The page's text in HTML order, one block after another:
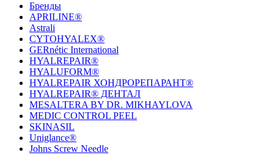
Бренды
APRILINE®
Astrali
CYTOHYALEX®
GERnétic International
HYALREPAIR®
HYALUFORM®
HYALREPAIR ХОНДРОРЕПАРАНТ®
HYALREPAIR® ДЕНТАЛ
MESALTERA BY DR. MIKHAYLOVA
MEDIC CONTROL PEEL
SKINASIL
Uniglance®
Johns Screw Needle